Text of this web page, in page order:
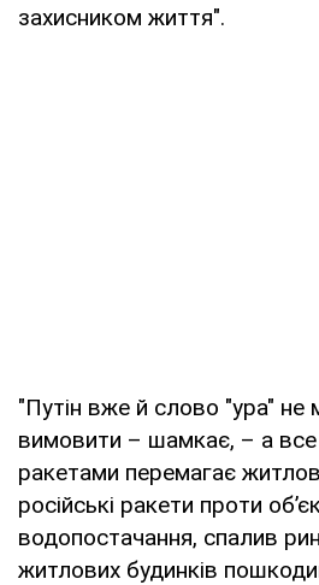
захисником життя".
"Путін вже й слово "ура"
вимовити – шамкає, – а
ракетами перемагає
російські ракети проти
водопостачання, спалив
житлових будинків